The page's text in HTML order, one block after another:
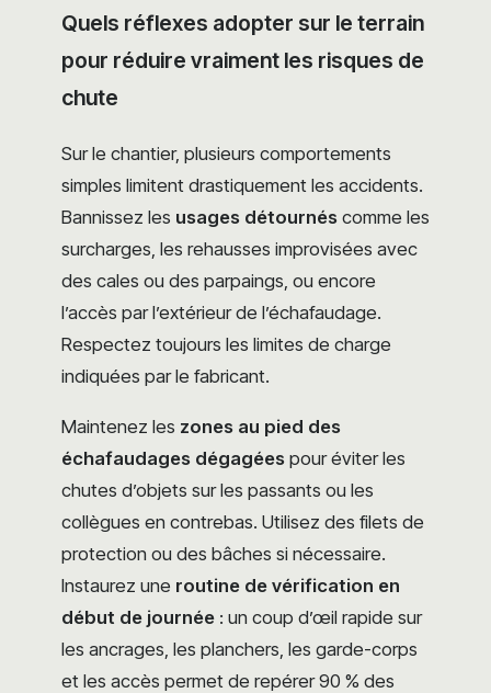
Quels réflexes adopter sur le terrain
pour réduire vraiment les risques de
chute
Sur le chantier, plusieurs comportements
simples limitent drastiquement les accidents.
Bannissez les usages détournés comme les
surcharges, les rehausses improvisées avec
des cales ou des parpaings, ou encore
l’accès par l’extérieur de l’échafaudage.
Respectez toujours les limites de charge
indiquées par le fabricant.
Maintenez les zones au pied des
échafaudages dégagées pour éviter les
chutes d’objets sur les passants ou les
collègues en contrebas. Utilisez des filets de
protection ou des bâches si nécessaire.
Instaurez une routine de vérification en
début de journée : un coup d’œil rapide sur
les ancrages, les planchers, les garde-corps
et les accès permet de repérer 90 % des